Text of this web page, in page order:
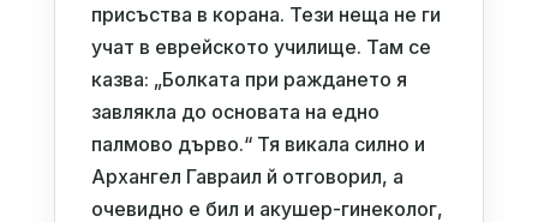
присъства в корана. Тези неща не ги
учат в еврейското училище. Там се
казва: „Болката при раждането я
завлякла до основата на едно
палмово дърво.“ Тя викала силно и
Архангел Гавраил й отговорил, а
очевидно е бил и акушер-гинеколог,